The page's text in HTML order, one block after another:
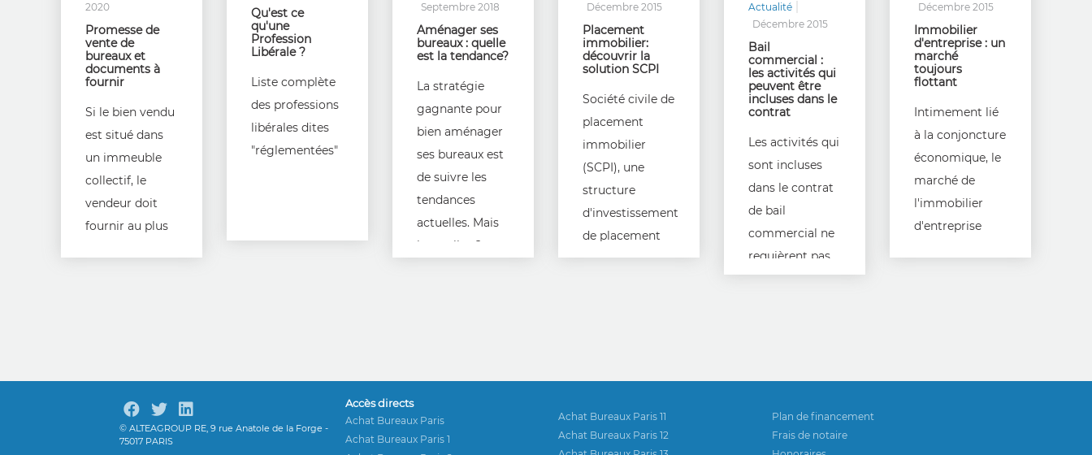
2020
Promesse de
vente de
bureaux et
documents à
fournir
Si le bien vendu
est situé dans
un immeuble
collectif, le
vendeur doit
fournir au plus
documents
pour informer
l'acquéreur sur
Qu'est ce
qu'une
Profession
Libérale ?
Liste complète
des professions
libérales dites
"réglementées"
Septembre 2018
Aménager ses
bureaux : quelle
est la tendance?
La stratégie
gagnante pour
bien aménager
ses bureaux est
de suivre les
tendances
actuelles. Mais
lesquelles ?
Décembre 2015
Placement
immobilier:
découvrir la
solution SCPI
Société civile de
placement
immobilier
(SCPI), une
structure
d'investissement
de placement
collectif plus
Actualité
Décembre 2015
Bail
commercial :
les activités qui
peuvent être
incluses dans le
contrat
Les activités qui
sont incluses
dans le contrat
de bail
commercial ne
requièrent pas
toutes une
Décembre 2015
Immobilier
d'entreprise : un
marché
toujours
flottant
Intimement lié
à la conjoncture
économique, le
marché de
l'immobilier
d'entreprise
© ALTEAGROUP RE, 9 rue Anatole de la Forge -
75017 PARIS
Accès directs
Achat Bureaux Paris
Achat Bureaux Paris 1
Achat Bureaux Paris 11
Achat Bureaux Paris 12
Plan de financement
Frais de notaire